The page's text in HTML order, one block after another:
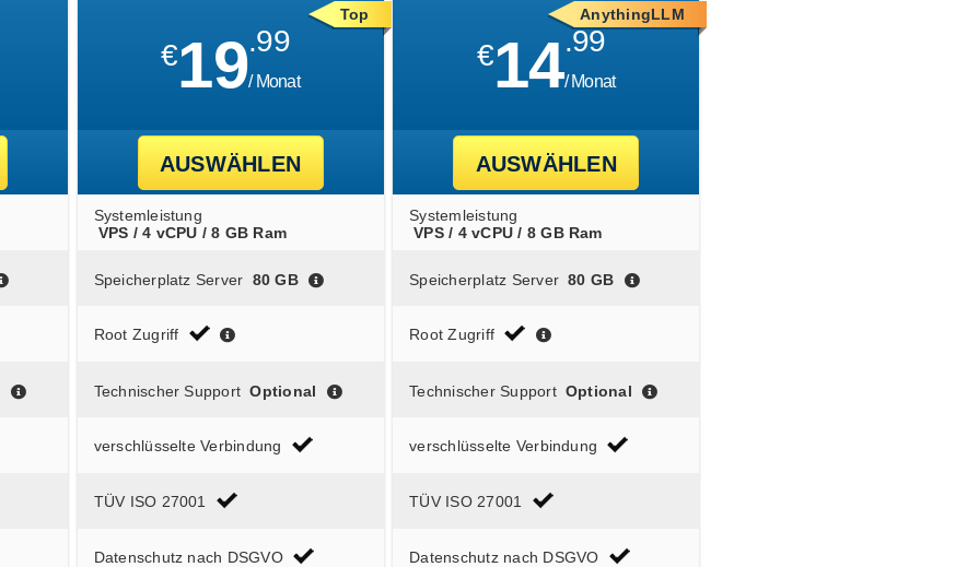
Top
€19.99
/ Monat
AUSWÄHLEN
Systemleistung
VPS / 4 vCPU / 8 GB Ram
Speicherplatz Server 80 GB
Root Zugriff
Technischer Support Optional
verschlüsselte Verbindung
TÜV ISO 27001
Datenschutz nach DSGVO
AnythingLLM
€14.99
/ Monat
AUSWÄHLEN
Systemleistung
VPS / 4 vCPU / 8 GB Ram
Speicherplatz Server 80 GB
Root Zugriff
Technischer Support Optional
verschlüsselte Verbindung
TÜV ISO 27001
Datenschutz nach DSGVO